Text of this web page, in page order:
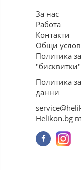
За нас
Работа
Контакти
Общи
Политика
"бисквитки"
Политика
данни
Helikon.bg